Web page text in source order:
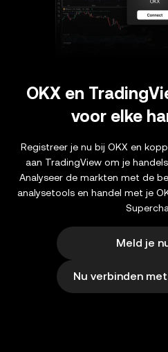
OKX en
voor elke
Registreer je nu bij OKX en
aan TradingView om je
Analyseer de markten met de
analysetools en handel met je
Meld je
Nu verbinden